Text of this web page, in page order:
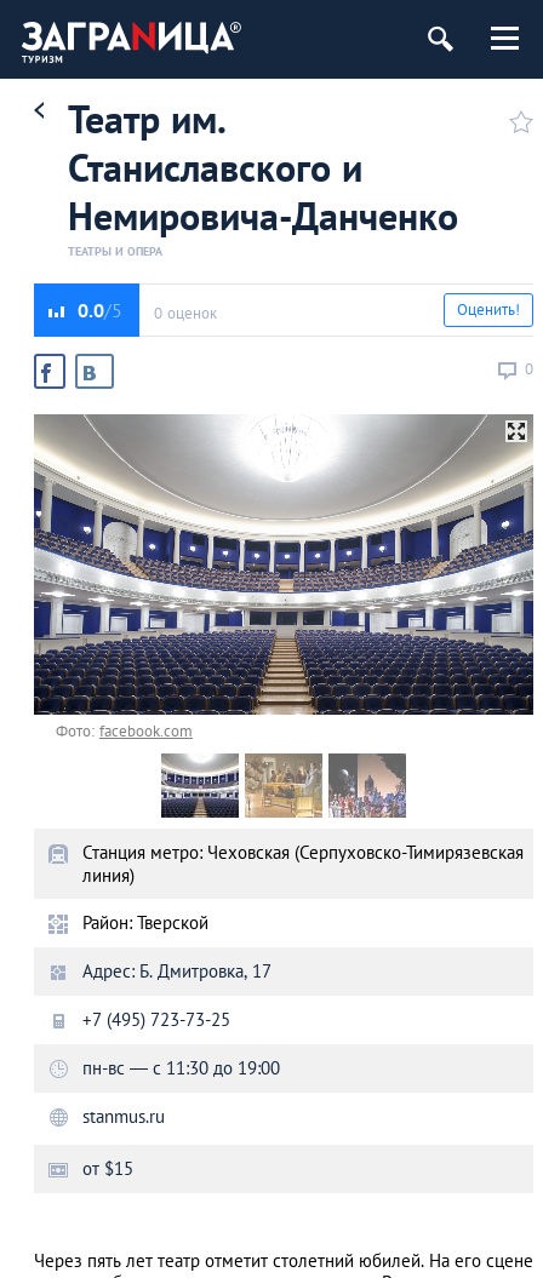
Театр им.
Станиславского и
Немировича-Данченко
ТЕАТРЫ И ОПЕРА
0.0 0 оценок
0
Оценить!
Фото:facebook.com
Станция метро: Чеховская (Серпуховско-Тимирязевская
линия)
Район: Тверской
Адрес: Б. Дмитровка, 17
+7 (495) 723-73-25
пн-вс — с 11:30 до 19:00
stanmus.ru
от $15
Через пять лет театр отметит столетний юбилей. На его сцене